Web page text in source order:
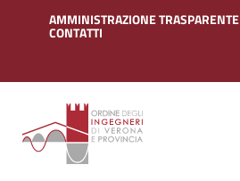
AMMINISTRAZIONE TRASPARENTE
CONTATTI